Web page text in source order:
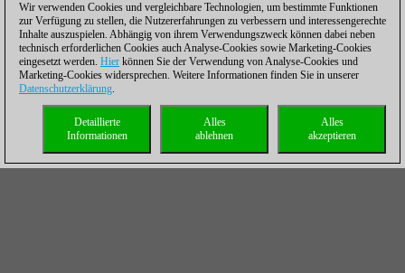
Wir verwenden Cookies und vergleichbare Technologien, um bestimmte Funktionen
zur Verfügung zu stellen, die Nutzererfahrungen zu verbessern und interessengerechte
Inhalte auszuspielen. Abhängig von ihrem Verwendungszweck können dabei neben
technisch erforderlichen Cookies auch Analyse-Cookies sowie Marketing-Cookies
eingesetzt werden. Hier können Sie der Verwendung von Analyse-Cookies und
Marketing-Cookies widersprechen. Weitere Informationen finden Sie in unserer
Datenschutzerklärung.
Alles
akzeptieren
Alles
ablehnen
Detaillierte
Informationen